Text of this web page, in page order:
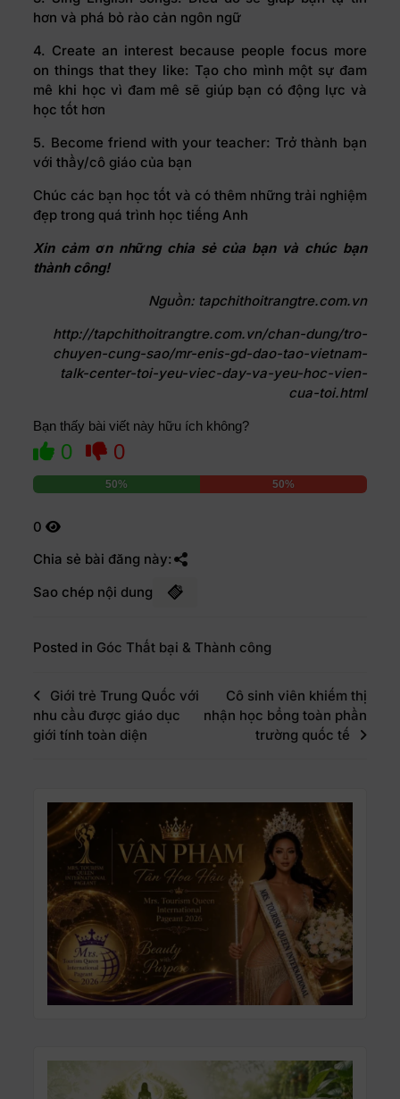
hơn và phá bỏ rào cản ngôn ngữ
4. Create an interest because people focus more
on things that they like: Tạo cho mình một sự đam
mê khi học vì đam mê sẽ giúp bạn có động lực và
học tốt hơn
5. Become friend with your teacher: Trở thành bạn
với thầy/cô giáo của bạn
Chúc các bạn học tốt và có thêm những trải nghiệm
đẹp trong quá trình học tiếng Anh
Xin cảm ơn những chia sẻ của bạn và chúc bạn
thành công!
Nguồn: tapchithoitrangtre.com.vn
http://tapchithoitrangtre.com.vn/chan-dung/tro-
chuyen-cung-sao/mr-enis-gd-dao-tao-vietnam-
talk-center-toi-yeu-viec-day-va-yeu-hoc-vien-
cua-toi.html
Bạn thấy bài viết này hữu ích không?
0 0
50% 50%
0
Chia sẻ bài đăng này:
Sao chép nội dung
Posted in Góc Thất bại & Thành công
Giới trẻ Trung Quốc với
nhu cầu được giáo dục
giới tính toàn diện
Cô sinh viên khiếm thị
nhận học bổng toàn phần
trường quốc tế